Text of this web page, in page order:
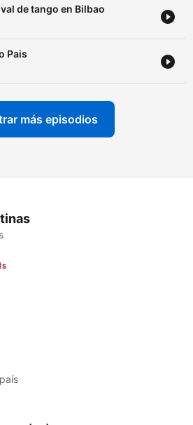
de tango en Bilbao
Pais
más episodios